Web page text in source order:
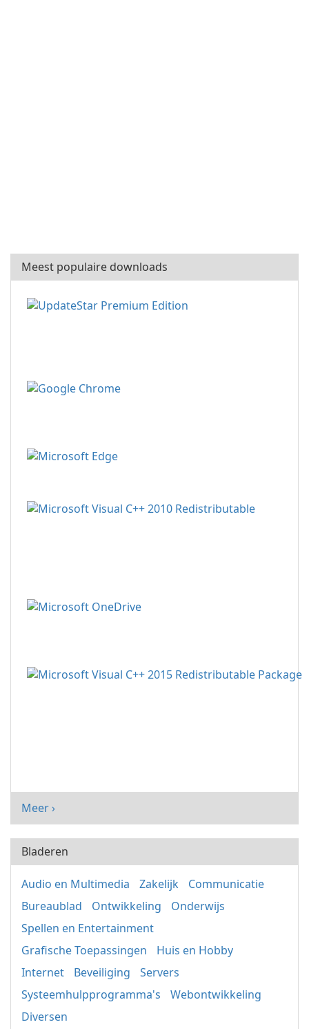
Meest populaire downloads
Meer ›
Bladeren
Audio en Multimedia Zakelijk
Communicatie
Bureaublad
Ontwikkeling
Onderwijs
Spellen en Entertainment
Grafische Toepassingen
Huis en Hobby
Internet
Beveiliging
Servers
Systeemhulpprogramma's
Webontwikkeling
Diversen